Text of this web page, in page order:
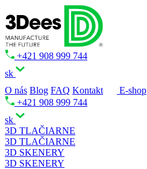
+421 908 999 744
sk
O nás Blog FAQ Kontakt
E-shop
+421 908 999 744
sk
3D TLAČIARNE
3D TLAČIARNE
3D SKENERY
3D SKENERY